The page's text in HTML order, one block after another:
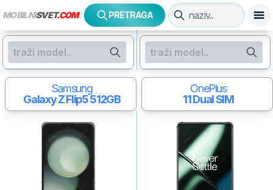
MOBILNISVET.COM PRETRAGA
Samsung
Galaxy Z Flip5512GB
OnePlus
11Dual SIM